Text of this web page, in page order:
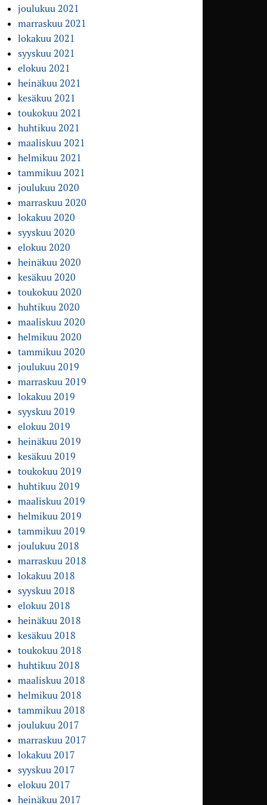
joulukuu 2021
marraskuu 2021
lokakuu 2021
syyskuu 2021
elokuu 2021
heinäkuu 2021
kesäkuu 2021
toukokuu 2021
huhtikuu 2021
maaliskuu 2021
helmikuu 2021
tammikuu 2021
joulukuu 2020
marraskuu 2020
lokakuu 2020
syyskuu 2020
elokuu 2020
heinäkuu 2020
kesäkuu 2020
toukokuu 2020
huhtikuu 2020
maaliskuu 2020
helmikuu 2020
tammikuu 2020
joulukuu 2019
marraskuu 2019
lokakuu 2019
syyskuu 2019
elokuu 2019
heinäkuu 2019
kesäkuu 2019
toukokuu 2019
huhtikuu 2019
maaliskuu 2019
helmikuu 2019
tammikuu 2019
joulukuu 2018
marraskuu 2018
lokakuu 2018
syyskuu 2018
elokuu 2018
heinäkuu 2018
kesäkuu 2018
toukokuu 2018
huhtikuu 2018
maaliskuu 2018
helmikuu 2018
tammikuu 2018
joulukuu 2017
marraskuu 2017
lokakuu 2017
syyskuu 2017
elokuu 2017
heinäkuu 2017